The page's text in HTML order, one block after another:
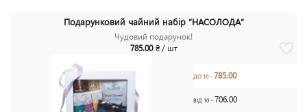
Подарунковий чайний набір “НАСОЛОДА”
Чудовий подарунок!
785.00 ₴ / шт
ДО 10 –785.00
ВІД 10 –706.00